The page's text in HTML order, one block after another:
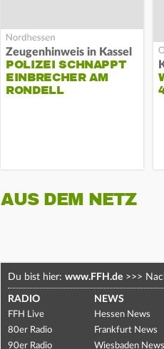
Zeugenhinweis in Kassel
POLIZEI SCHNAPPT
EINBRECHER AM
RONDELL
AUS DEM NETZ
Du bist hier: www.FFH.de >>>
RADIO
FFH Live
80er Radio
90er Radio
NEWS
Hessen News
Frankfurt News
Wiesbaden News